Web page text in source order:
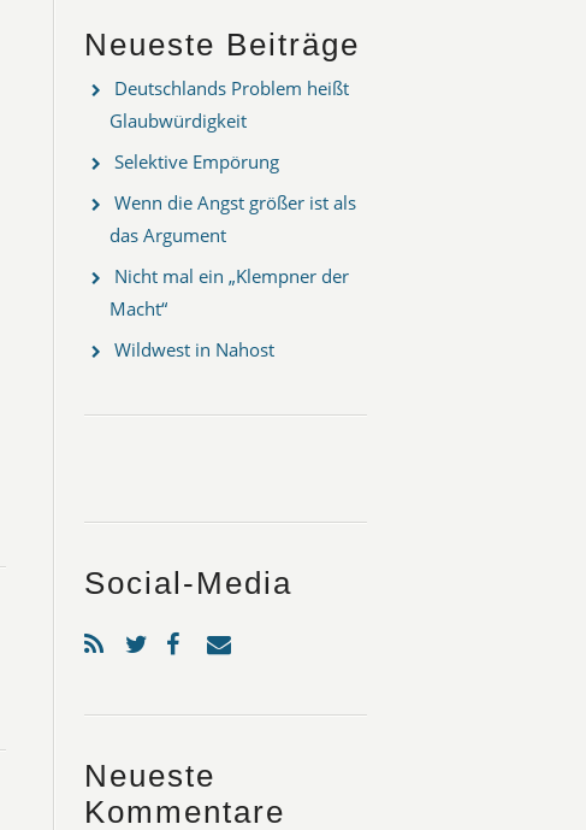
Neueste Beiträge
Deutschlands Problem heißt
Glaubwürdigkeit
Selektive Empörung
Wenn die Angst größer ist als
das Argument
Nicht mal ein „Klempner der
Macht“
Wildwest in Nahost
Social-Media
Neueste
Kommentare